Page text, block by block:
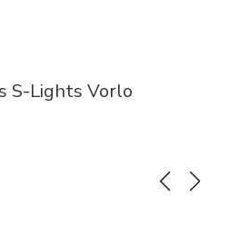
S-Lights Vorlo